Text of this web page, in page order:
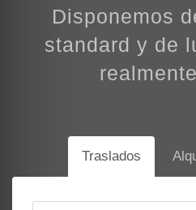
Disponemos
standard y de
Traslados